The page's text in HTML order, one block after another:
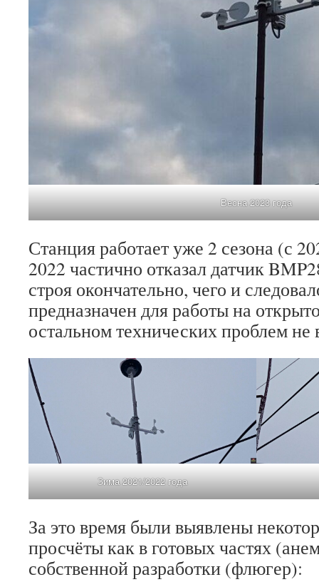
Весна 2023 года
Станция работает уже 2 сезона (с
2022 частично отказал датчик
строя окончательно, чего и
предназначен для работы на
остальном технических проблем не
Зима 2021/2022 года
За это время были выявлены
просчёты как в готовых частях
собственной разработки (флюгер):